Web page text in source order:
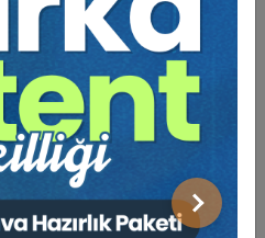
Sonraki
Sadece 5490 TL / Yıllık